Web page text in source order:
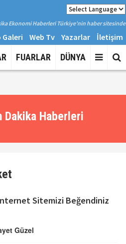
Ekonomi Haberleri Türkiye'nin haber sitesinde
Web Tv Yazarlar İletişim
FUARLAR DÜNYA
Dakika Haberleri
Sitemizi Beğendiniz
Güzel